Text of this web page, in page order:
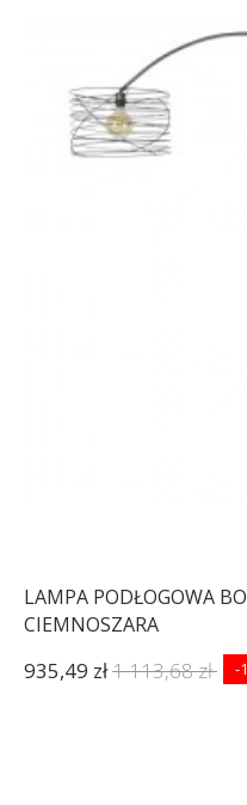
LAMPA PODŁOGOWA
CIEMNOSZARA
935,49 zł1 113,68 zł -